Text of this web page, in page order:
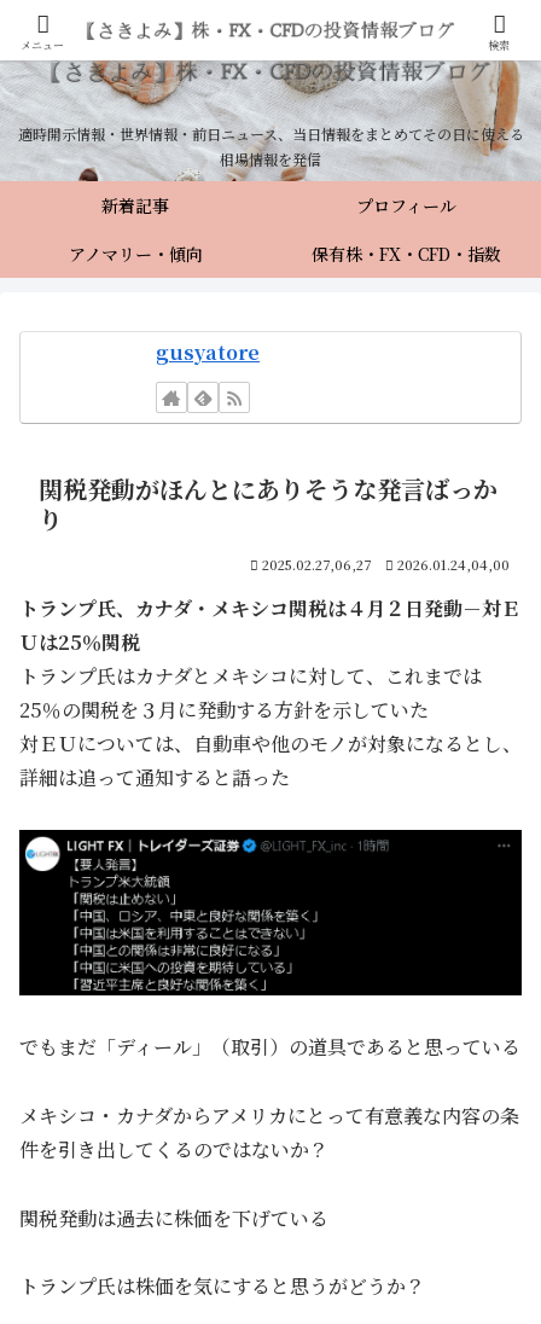
適時開示情報・世界情報・前日ニュース、当日情報をまとめてその日に使える
相場情報を発信
新着記事
プロフィール
アノマリー・傾向
保有株・FX・CFD・指数
gusyatore
関税発動がほんとにありそうな発言ばっか
り
2025.02.27,06,27 2026.01.24,04,00
トランプ氏、カナダ・メキシコ関税は４月２日発動－対Ｅ
Ｕは25％関税
トランプ氏はカナダとメキシコに対して、これまでは
25％の関税を３月に発動する方針を示していた
対ＥＵについては、自動車や他のモノが対象になるとし、
詳細は追って通知すると語った
でもまだ「ディール」（取引）の道具であると思っている
メキシコ・カナダからアメリカにとって有意義な内容の条
件を引き出してくるのではないか？
関税発動は過去に株価を下げている
トランプ氏は株価を気にすると思うがどうか？
メニュー 検索